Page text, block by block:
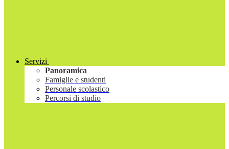
Servizi
Panoramica
Famiglie e studenti
Personale scolastico
Percorsi di studio